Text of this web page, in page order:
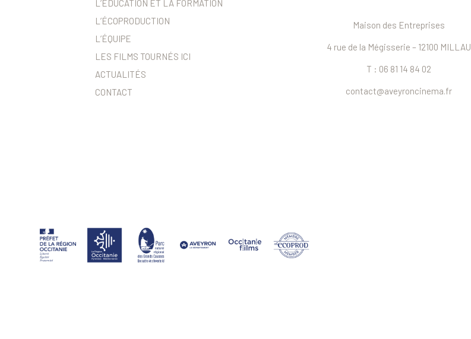
L’ÉDUCATION ET LA FORMATION
L’ÉCOPRODUCTION
L’ÉQUIPE
LES FILMS TOURNÉS ICI
ACTUALITÉS
CONTACT
Maison des Entreprises
4 rue de la Mégisserie – 12100 MILLAU
T : 06 81 14 84 02
contact@aveyroncinema.fr